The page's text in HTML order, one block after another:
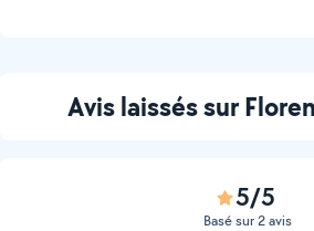
Avis laissés sur
5/5
Basé sur 2 avis